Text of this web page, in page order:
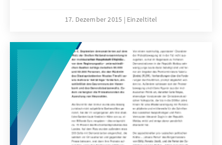
with respect to the approaching and passed
the quality of transposition of certain
provisions, as well as underline the remaining
actions to be taken in the future to comply
with the Association Agreement provisions.
17. Dezember 2015 Einzeltitel